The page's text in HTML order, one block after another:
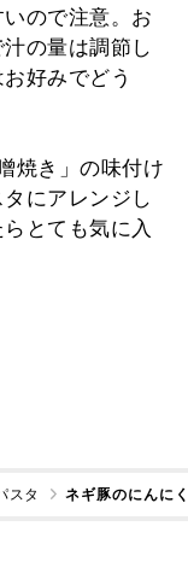
ので注意。お
の量は調節し
好みでどう
焼き」の味付け
にアレンジし
とても気に入
スタ ネギ豚のにんに